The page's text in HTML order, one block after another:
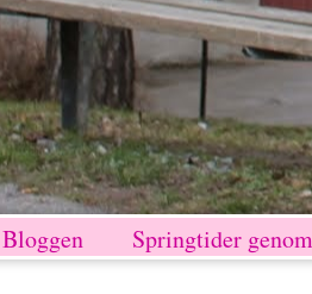
Bloggen Springtider